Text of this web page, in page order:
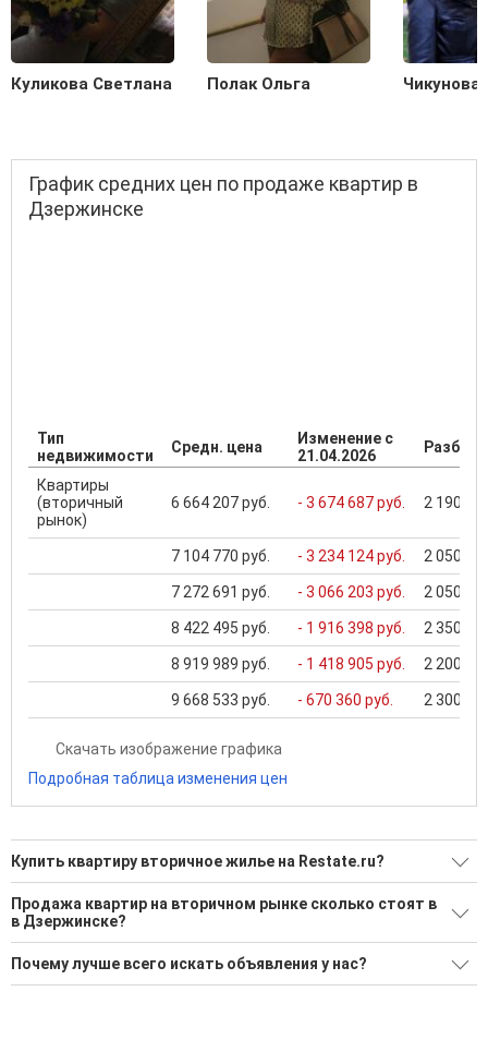
Куликова Светлана Полак Ольга Чикунова
График средних цен по продаже квартир в
Дзержинске
Тип
недвижимости
Средн. цена
Изменение с
21.04.2026
Квартиры
(вторичный
рынок)
6 664 207 руб. - 3 674 687 руб. 2 190
7 104 770 руб. - 3 234 124 руб. 2 050
7 272 691 руб. - 3 066 203 руб. 2 050
8 422 495 руб. - 1 916 398 руб. 2 350
8 919 989 руб. - 1 418 905 руб. 2 200
9 668 533 руб. - 670 360 руб. 2 300
Скачать изображение графика
Подробная таблица изменения цен
Купить квартиру вторичное жилье на Restate.ru?
255 актуальных и проверенных объявлений
Воспользуйтесь нашим поиском по новостройкам, для
подбора подходящего вам варианта
Продажа квартир на вторичном рынке сколько стоят в
в Дзержинске?
Минимальная цена: 1 350 000 Р. Максимальная цена: 22 500
000 Р; Средняя: 5 389 240 Р
Почему лучше всего искать объявления у нас?